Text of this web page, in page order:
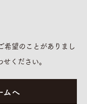
希望のことがありまし
ください。
ムへ